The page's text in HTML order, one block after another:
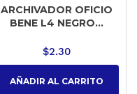
ARCHIVADOR OFICIO
BENE L4 NEGRO...
$2.30
AÑADIR AL CARRITO